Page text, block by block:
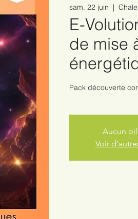
sam. 22 juin
  |
E-
de mise
Pack découverte
Aucun
Voir